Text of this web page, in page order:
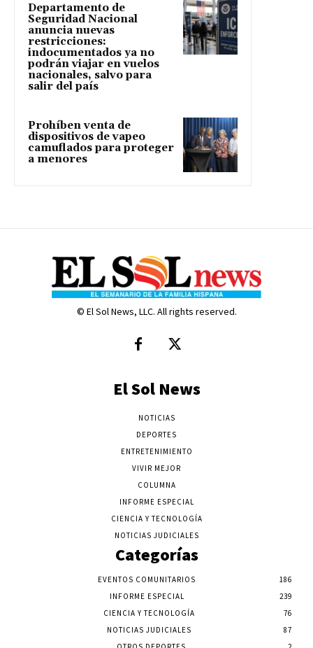
Departamento de
Seguridad Nacional
anuncia nuevas
restricciones:
indocumentados ya no
podrán viajar en vuelos
nacionales, salvo para
salir del país
Prohíben venta de
dispositivos de vapeo
camuflados para proteger
a menores
© El Sol News, LLC. All rights reserved.
El Sol News
NOTICIAS
DEPORTES
ENTRETENIMIENTO
VIVIR MEJOR
COLUMNA
INFORME ESPECIAL
CIENCIA Y TECNOLOGÍA
NOTICIAS JUDICIALES
Categorías
EVENTOS COMUNITARIOS
186
INFORME ESPECIAL
239
CIENCIA Y TECNOLOGÍA
76
NOTICIAS JUDICIALES
87